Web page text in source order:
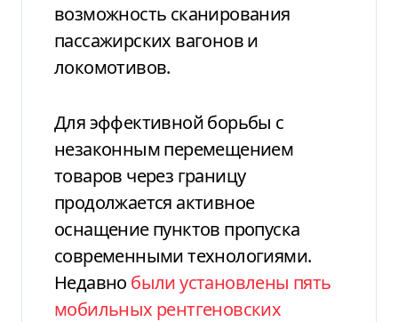
возможность сканирования
пассажирских вагонов и
локомотивов.
Для эффективной борьбы с
незаконным перемещением
товаров через границу
продолжается активное
оснащение пунктов пропуска
современными технологиями.
Недавно были установлены пять
мобильных рентгеновских